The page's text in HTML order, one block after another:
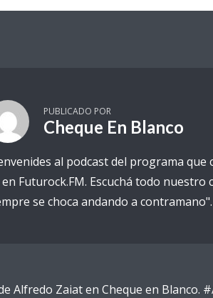
PUBLICADO POR
Cheque En Blanco
al podcast del programa que
en Futurock.FM. Escuchá todo
se choca andando a contramano".
Alfredo Zaiat en Cheque en Blanco.